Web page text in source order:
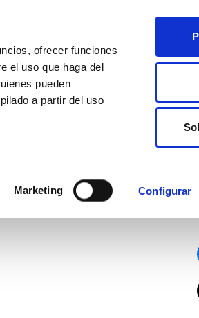
ofrecer funciones
el uso que haga del
pueden
a partir del uso
Marketing Configurar